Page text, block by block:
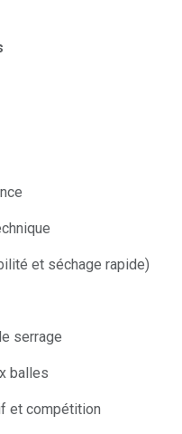
et séchage rapide)
serrage
balles
et compétition